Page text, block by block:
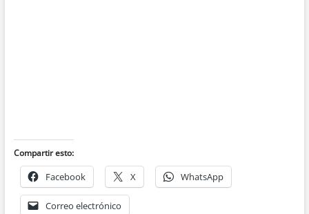
Compartir esto:
Facebook X WhatsApp
Correo electrónico